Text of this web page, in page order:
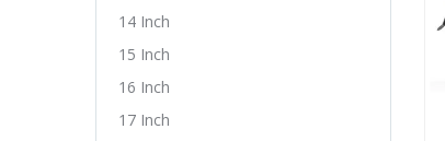
14 Inch
15 Inch
16 Inch
17 Inch